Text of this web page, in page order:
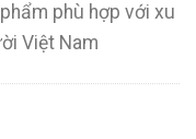
phù hợp với xu
Việt Nam